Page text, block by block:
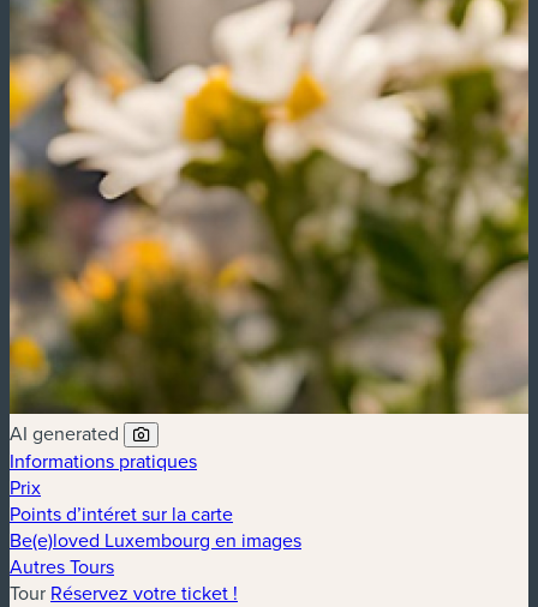
AI generated
Informations pratiques
Prix
Points d’intéret sur la carte
Be(e)loved Luxembourg en images
Autres Tours
Tour Réservez votre ticket !